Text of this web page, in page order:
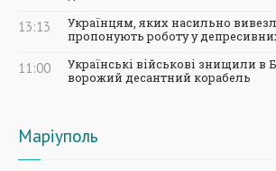
13:13
Українцям, яких насильно
пропонують роботу у
11:00
Українські військові знищили в
ворожий десантний корабель
Маріуполь